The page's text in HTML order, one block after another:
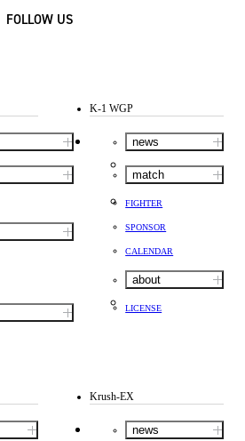
FOLLOW US
K-1 WGP
news
match
FIGHTER
SPONSOR
CALENDAR
about
LICENSE
Krush-EX
news